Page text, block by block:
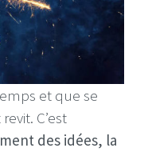
et que se
C’est
des idées, la